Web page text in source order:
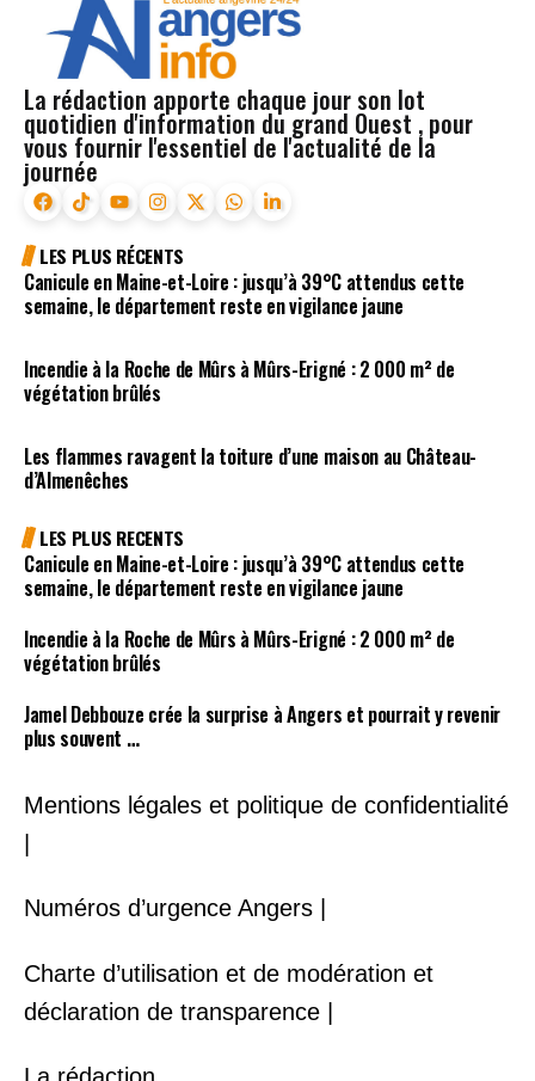
La rédaction apporte chaque jour son lot
quotidien d'information du grand Ouest , pour
vous fournir l'essentiel de l'actualité de la
journée
LES PLUS RÉCENTS
Canicule en Maine-et-Loire : jusqu’à 39°C attendus cette
semaine, le département reste en vigilance jaune
Incendie à la Roche de Mûrs à Mûrs-Erigné : 2 000 m² de
végétation brûlés
Les flammes ravagent la toiture d’une maison au Château-
d’Almenêches
LES PLUS RECENTS
Canicule en Maine-et-Loire : jusqu’à 39°C attendus cette
semaine, le département reste en vigilance jaune
Incendie à la Roche de Mûrs à Mûrs-Erigné : 2 000 m² de
végétation brûlés
Jamel Debbouze crée la surprise à Angers et pourrait y revenir
plus souvent …
Mentions légales et politique de confidentialité
|
Numéros d’urgence Angers |
Charte d’utilisation et de modération et
déclaration de transparence |